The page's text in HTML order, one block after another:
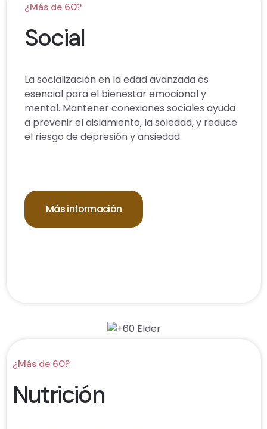
¿Más de 60?
Social
La socialización en la edad avanzada es
esencial para el bienestar emocional y
mental. Mantener conexiones sociales ayuda
a prevenir el aislamiento, la soledad, y reduce
el riesgo de depresión y ansiedad.
Más información
¿Más de 60?
Nutrición